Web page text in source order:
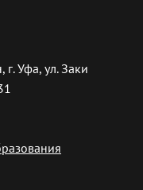
Уфа, ул. Заки